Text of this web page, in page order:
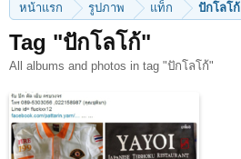
หน้าแรก รูปภาพ แท็ก ปักโลโก้
Tag "ปักโลโก้"
All albums and photos in tag "ปักโลโก้"